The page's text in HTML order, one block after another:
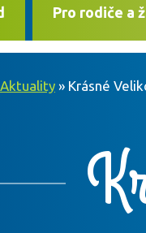
Pro rodiče a
Aktuality » Krásné